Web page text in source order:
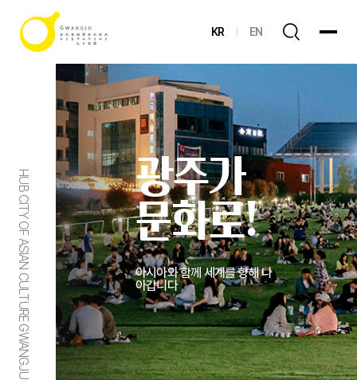
KR EN
HUB CITY OF ASIAN CULTURE GWANGJU
광주가
문화로!
아시아와 함께 세계를 향해 나
아갑니다